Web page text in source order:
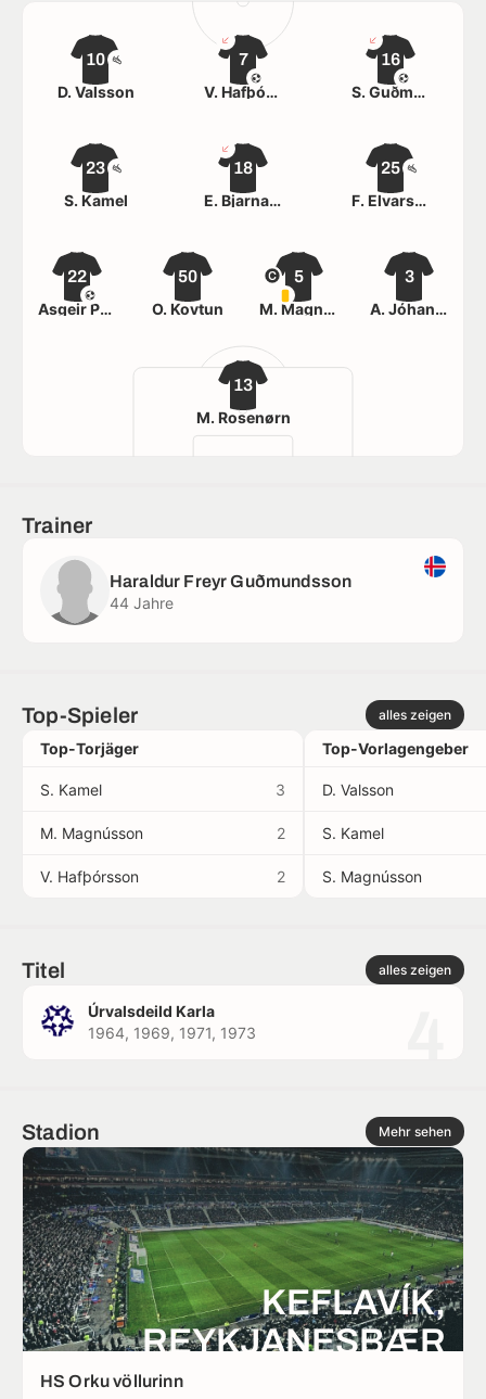
13
M. Rosenørn
22
Ásgeir Páll Magnússon
50
O. Kovtun
5
M. Magnússon
3
A. Jóhannesson
23
S. Kamel
18
E. Bjarnason
25
F. Elvarsson
10
D. Valsson
7
V. Hafþórsson
16
S. Guðmundsson
Trainer
Haraldur Freyr Guðmundsson
44 Jahre
Top-Spieler alles zeigen
Top-Torjäger
S. Kamel 3
M. Magnússon 2
V. Hafþórsson 2
Top-Vorlagengeber
D. Valsson
S. Kamel
S. Magnússon
Titel alles zeigen
Úrvalsdeild Karla
1964, 1969, 1971, 1973
Stadion Mehr sehen
KEFLAVÍK,
REYKJANESBÆR
HS Orku völlurinn